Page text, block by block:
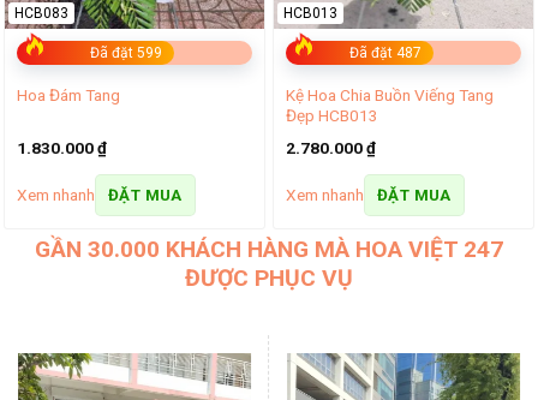
Đã đặt 599
HCB083
Hoa Đám Tang
1.830.000₫
Xem nhanh ĐẶT MUA
Đã đặt 487
HCB013
Kệ Hoa Chia Buồn Viếng Tang
Đẹp HCB013
2.780.000₫
Xem nhanh ĐẶT MUA
GẦN 30.000 KHÁCH HÀNG MÀ HOA VIỆT 247
ĐƯỢC PHỤC VỤ